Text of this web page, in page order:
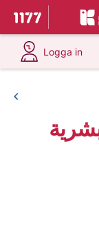
To start page
Du har
Logga in
at 1177.se